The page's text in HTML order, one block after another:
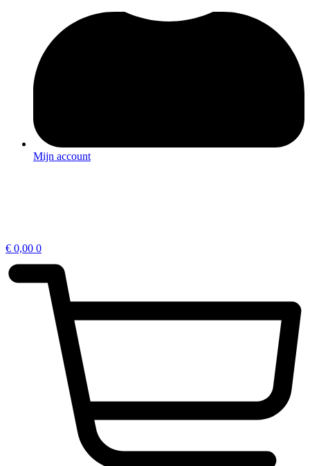
Mijn account
€ 0,00 0